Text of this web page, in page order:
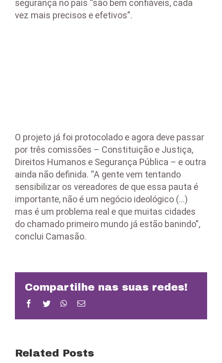
segurança no país “são bem confiáveis, cada
vez mais precisos e efetivos”.
O projeto já foi protocolado e agora deve passar
por três comissões – Constituição e Justiça,
Direitos Humanos e Segurança Pública – e outra
ainda não definida. “A gente vem tentando
sensibilizar os vereadores de que essa pauta é
importante, não é um negócio ideológico (…)
mas é um problema real e que muitas cidades
do chamado primeiro mundo já estão banindo”,
conclui Camasão.
Compartilhe nas suas redes!
Facebook
Twitter WhatsApp
Email
Related Posts